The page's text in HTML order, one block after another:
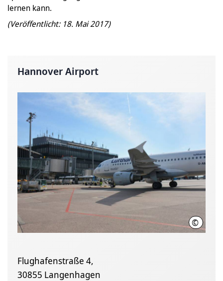
lernen kann.
(Veröffentlicht: 18. Mai 2017)
Hannover Airport
©
Flughafenstraße 4,
30855 Langenhagen